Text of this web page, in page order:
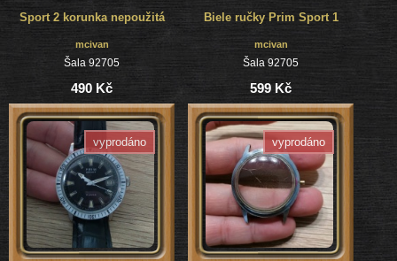
Sport 2 korunka nepoužitá
mcivan
Šala 92705
490 Kč
Biele ručky Prim Sport 1
mcivan
Šala 92705
599 Kč
vyprodáno vyprodáno